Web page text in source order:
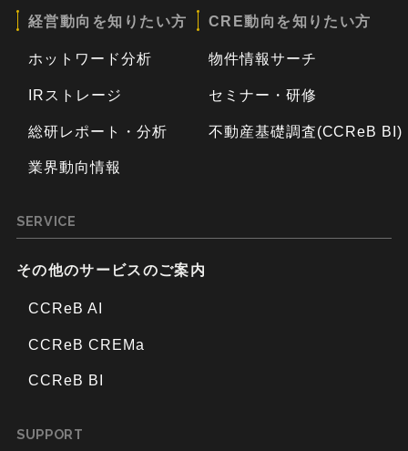
経営動向を知りたい方
ホットワード分析
IRストレージ
総研レポート・分析
業界動向情報
CRE動向を知りたい方
物件情報サーチ
セミナー・研修
不動産基礎調査(CCReB BI)
SERVICE
その他のサービスのご案内
CCReB AI
CCReB CREMa
CCReB BI
SUPPORT